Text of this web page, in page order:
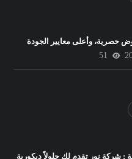
حصرية، وأعلى معايير الجودة
51
نور تقدم لك حلولاً ديكورية